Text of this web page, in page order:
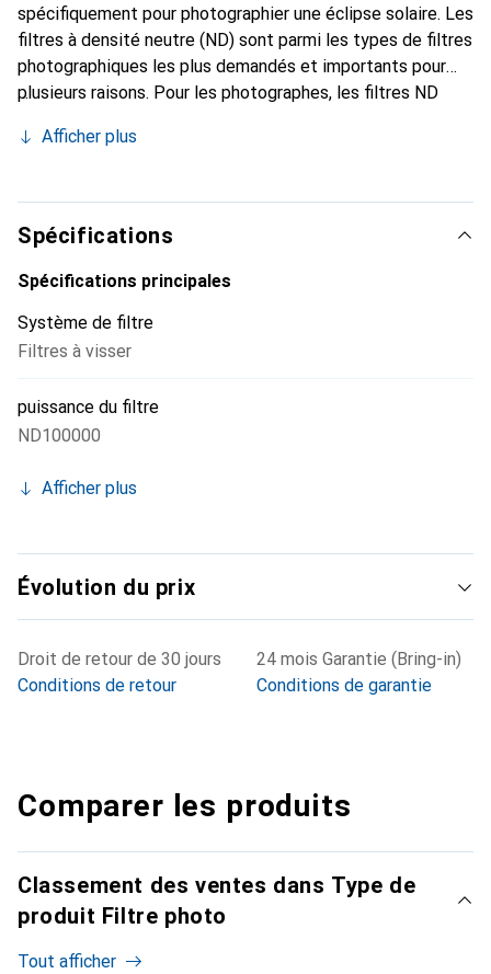
spécifiquement pour photographier une éclipse solaire. Les
filtres à densité neutre (ND) sont parmi les types de filtres
photographiques les plus demandés et importants pour
plusieurs raisons. Pour les photographes, les filtres ND
passe à travers l'objectif, permettant un plus grand
contenu vidéo, les filtres ND sont utiles pour ajuster les
vitesses d'obturation afin de correspondre aux fréquences
d'images tout en maintenant la profondeur de champ des
séquences.
Afficher plus
Spécifications
Spécifications principales
Système de filtre
Filtres à visser
puissance du filtre
ND100000
Afficher plus
Évolution du prix
Droit de retour de 30 jours
Conditions de retour
24 mois Garantie (Bring-in)
Conditions de garantie
Comparer les produits
Classement des ventes dans Type de
produit Filtre photo
Tout afficher